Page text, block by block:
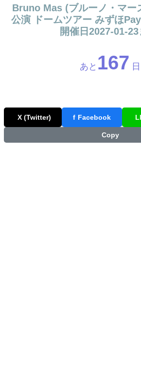
Bruno Mas (ブルーノ・マー
公演 ドームツアー みずほ
開催日2027-01-
あと 167 日
X (Twitter) f Facebook
Copy